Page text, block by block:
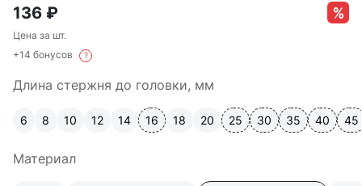
136 ₽
Цена за шт.
+14 бонусов
?
Длина стержня до головки, мм
6 8 10 12 14 16 18 20 25 30 35 40 45
Материал